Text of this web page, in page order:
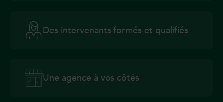
Des intervenants formés et qualifiés
Une agence à vos côtés